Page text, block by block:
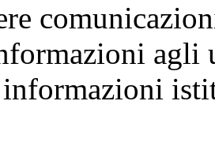
agli
informazioni